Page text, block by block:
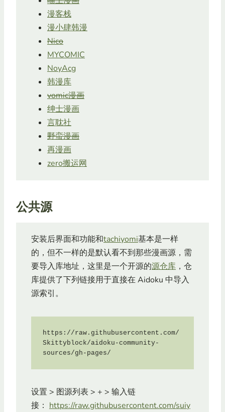
漫客栈
漫小肆韩漫
Nico
MYCOMIC
NoyAcg
韩漫库
vomic漫画
绅士漫画
言耽社
野蛮漫画
再漫画
zero搬运网
公共源
安装后界面和功能和tachiyomi基本是一样
的，但不一样的是默认看不到那些漫画源，需
要导入库地址，这里是一个开源的源仓库 ，仓
库提供了下列链接用于直接在 Aidoku 中导入
源索引。
https://raw.githubusercontent.com/
Skittyblock/aidoku-community-
sources/gh-pages/
设置 > 图源列表 > + > 输入链
接： https://raw.githubusercontent.com/suiy